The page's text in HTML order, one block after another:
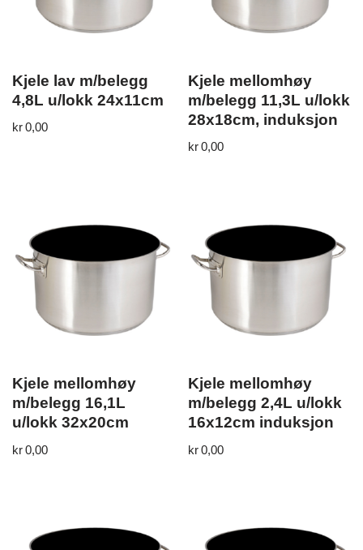
Kjele lav m/belegg
4,8L u/lokk 24x11cm
kr0,00
Kjele mellomhøy
m/belegg 11,3L u/lokk
28x18cm, induksjon
kr0,00
Kjele mellomhøy
m/belegg 16,1L
u/lokk 32x20cm
kr0,00
Kjele mellomhøy
m/belegg 2,4L u/lokk
16x12cm induksjon
kr0,00